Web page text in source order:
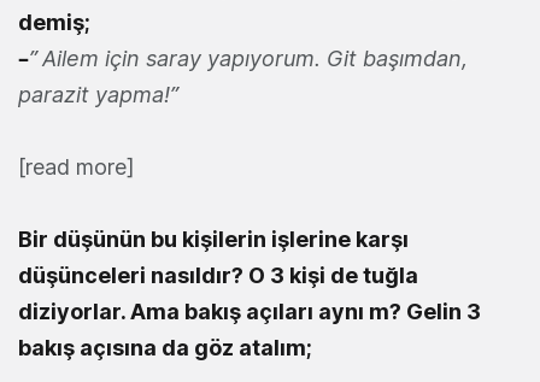
demiş;
–” Ailem için saray yapıyorum. Git başımdan,
parazit yapma!”
[read more]
Bir düşünün bu kişilerin işlerine karşı
düşünceleri nasıldır? O 3 kişi de tuğla
diziyorlar. Ama bakış açıları aynı m? Gelin 3
bakış açısına da göz atalım;